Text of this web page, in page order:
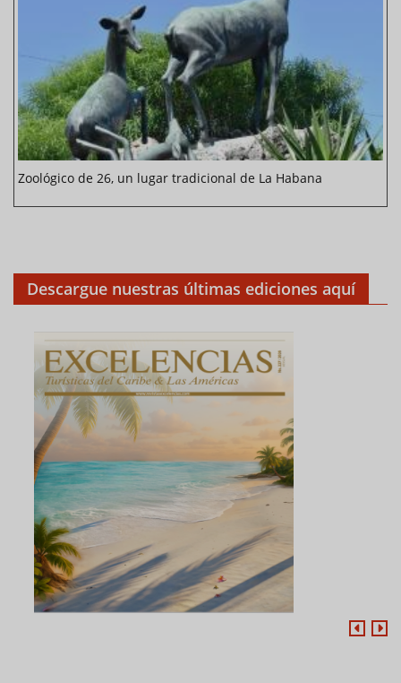
Zoológico de 26, un lugar tradicional de La Habana
Descargue nuestras últimas ediciones aquí